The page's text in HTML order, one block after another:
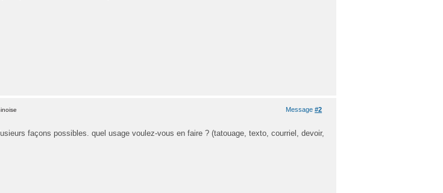
Message#2
façons possibles. quel usage voulez-vous en faire ? (tatouage, texto, courriel, devoir,